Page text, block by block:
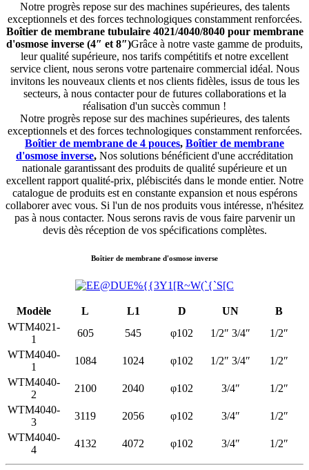
Notre progrès repose sur des machines supérieures, des talents
exceptionnels et des forces technologiques constamment renforcées.
Boîtier de membrane tubulaire 4021/4040/8040 pour membrane
d'osmose inverse (4″ et 8″)Grâce à notre vaste gamme de produits,
leur qualité supérieure, nos tarifs compétitifs et notre excellent
service client, nous serons votre partenaire commercial idéal. Nous
invitons les nouveaux clients et nos clients fidèles, issus de tous les
secteurs, à nous contacter pour de futures collaborations et la
réalisation d'un succès commun !
Notre progrès repose sur des machines supérieures, des talents
exceptionnels et des forces technologiques constamment renforcées.
Boîtier de membrane de 4 pouces, Boîtier de membrane
d'osmose inverse, Nos solutions bénéficient d'une accréditation
nationale garantissant des produits de qualité supérieure et un
excellent rapport qualité-prix, plébiscités dans le monde entier. Notre
catalogue de produits est en constante expansion et nous espérons
collaborer avec vous. Si l'un de nos produits vous intéresse, n'hésitez
pas à nous contacter. Nous serons ravis de vous faire parvenir un
devis dès réception de vos spécifications complètes.
Boîtier de membrane d'osmose inverse
Modèle L L1 D UN
B
WTM4021-
1
605 545 φ102 1/2″ 3/4″
1/2″
WTM4040-
1
1084 1024 φ102 1/2″ 3/4″
1/2″
WTM4040-
2
2100 2040 φ102 3/4″
1/2″
WTM4040-
3
3119 2056 φ102 3/4″
1/2″
WTM4040-
4
4132 4072 φ102 3/4″ 1/2″